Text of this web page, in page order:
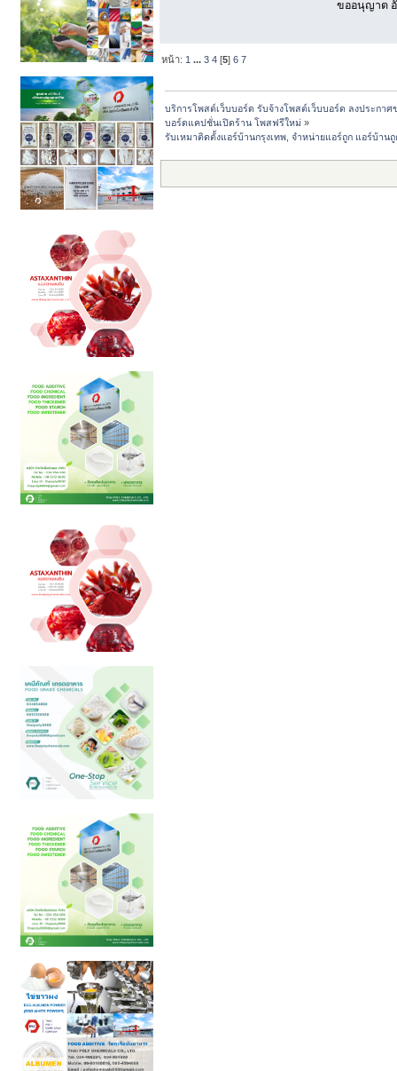
ขออนุญาต
หน้า: 1 ...3 4 [5]6 7
บริการโพสต์เว็บบอร์ด รับจ้างโพสต์เว็บบอร์ด ลงประกาศ
บอร์ดแคปชั่นเปิดร้าน โพสฟรีใหม่ »
รับเหมาติดตั้งแอร์บ้านกรุงเทพ, จำหน่ายแอร์ถูก แอร์บ้า